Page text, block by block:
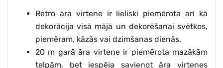
Retro āra virtene ir lieliski piemērota arī kā
dekorācija visā mājā un dekorēšanai svētkos,
piemēram, kāzās vai dzimšanas dienās.
20 m garā āra virtene ir piemērota mazākām
telpām, bet iespēja savienot āra virtenes